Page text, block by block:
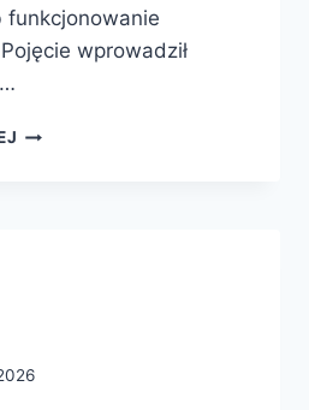
funkcjonowanie
wprowadził
INTERWENCJA